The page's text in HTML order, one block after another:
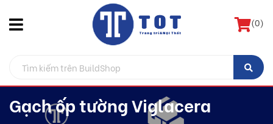
(0)
Gạch ốp tường Viglacera